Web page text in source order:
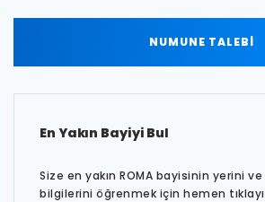
NUMUNE TALEBİ
En Yakın Bayiyi Bul
Size en yakın ROMA bayisinin yerini
bilgilerini öğrenmek için hemen